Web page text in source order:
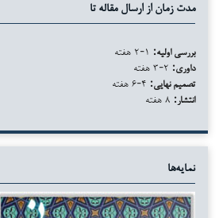
مدت زمان از ارسال مقاله تا
بررسی اولیه:
داوری:
تصمیم نهایی:
انتشار:
نمایه‌ها